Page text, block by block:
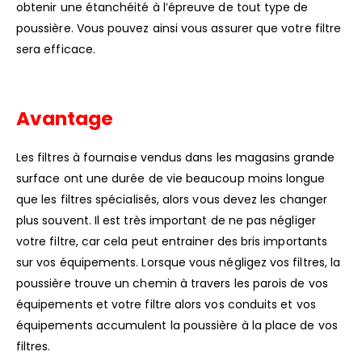
obtenir une étanchéité à l’épreuve de tout type de
poussière. Vous pouvez ainsi vous assurer que votre filtre
sera efficace.
Avantage
Les filtres à fournaise vendus dans les magasins grande
surface ont une durée de vie beaucoup moins longue
que les filtres spécialisés, alors vous devez les changer
plus souvent. Il est très important de ne pas négliger
votre filtre, car cela peut entrainer des bris importants
sur vos équipements. Lorsque vous négligez vos filtres, la
poussière trouve un chemin à travers les parois de vos
équipements et votre filtre alors vos conduits et vos
équipements accumulent la poussière à la place de vos
filtres.